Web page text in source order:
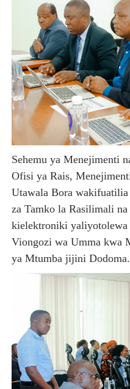
Sehemu ya Menejimenti
Ofisi ya Rais,
Utawala Bora
za Tamko la Rasilimali
kielektroniki
Viongozi wa Umma kwa
ya Mtumba jijini Dodoma.